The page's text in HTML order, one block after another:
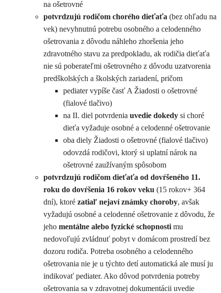
na ošetrovné
potvrdzujú rodičom chorého dieťaťa (bez ohľadu na
vek) nevyhnutnú potrebu osobného a celodenného
ošetrovania z dôvodu náhleho zhoršenia jeho
zdravotného stavu za predpokladu, ak rodičia dieťaťa
nie sú poberateľmi ošetrovného z dôvodu uzatvorenia
predškolských a školských zariadení, pričom
pediater vypíše časť A Žiadosti o ošetrovné
(fialové tlačivo)
na II. diel potvrdenia uvedie dokedy si choré
dieťa vyžaduje osobné a celodenné ošetrovanie
oba diely Žiadosti o ošetrovné (fialové tlačivo)
odovzdá rodičovi, ktorý si uplatní nárok na
ošetrovné zaužívaným spôsobom
potvrdzujú rodičom dieťaťa od dovŕšeného 11.
roku do dovŕšenia 16 rokov veku (15 rokov+ 364
dní), ktoré zatiaľ nejaví známky choroby, avšak
vyžadujú osobné a celodenné ošetrovanie z dôvodu, že
jeho mentálne alebo fyzické schopnosti mu
nedovoľujú zvládnuť pobyt v domácom prostredí bez
dozoru rodiča. Potreba osobného a celodenného
ošetrovania nie je u týchto detí automatická ale musí ju
indikovať pediater. Ako dôvod potvrdenia potreby
ošetrovania sa v zdravotnej dokumentácii uvedie